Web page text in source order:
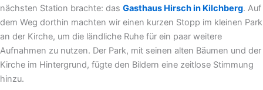
nächsten Station brachte: das Gasthaus Hirsch in Kilchberg. Auf
dem Weg dorthin machten wir einen kurzen Stopp im kleinen Park
an der Kirche, um die ländliche Ruhe für ein paar weitere
Aufnahmen zu nutzen. Der Park, mit seinen alten Bäumen und der
Kirche im Hintergrund, fügte den Bildern eine zeitlose Stimmung
hinzu.